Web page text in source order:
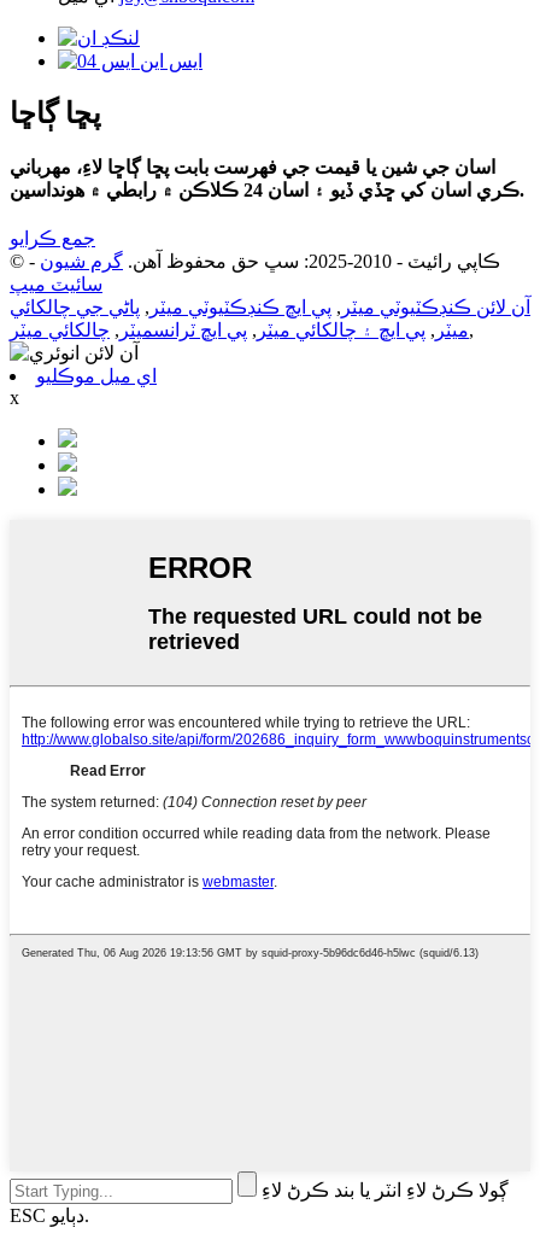
پڇا ڳاڇا
اسان جي شين يا قيمت جي فهرست بابت پڇا ڳاڇا لاءِ، مھرباني
ڪري اسان کي ڇڏي ڏيو ۽ اسان 24 ڪلاڪن ۾ رابطي ۾ ھونداسين.
جمع ڪرايو
© ڪاپي رائيٽ - 2010-2025: سڀ حق محفوظ آهن.
گرم شيون -
سائيٽ ميپ
آن لائن ڪنڊڪٽيوٽي ميٽر , پي ايڇ ڪنڊڪٽيوٽي ميٽر , پاڻي جي چالکائي
ميٽر , پي ايڇ ۽ چالکائي ميٽر , پي ايڇ ٽرانسميٽر , چالکائي ميٽر ,
اي ميل موڪليو
x
ڳولا ڪرڻ لاءِ انٽر يا بند ڪرڻ لاءِ
ESC دٻايو.